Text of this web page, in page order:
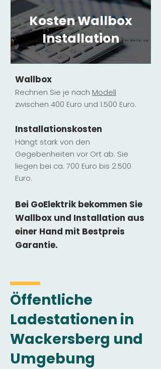
Kosten Wallbox
Installation
Wallbox
Rechnen Sie je nach Modell
zwischen 400 Euro und 1.500 Euro.
Installationskosten
Hängt stark von den
Gegebenheiten vor Ort ab. Sie
liegen bei ca. 700 Euro bis 2.500
Euro.
Bei GoElektrik bekommen Sie
Wallbox und Installation aus
einer Hand mit Bestpreis
Garantie.
Öffentliche
Ladestationen in
Wackersberg und
Umgebung